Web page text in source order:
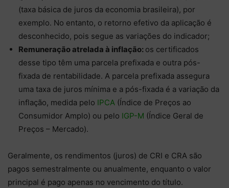
(taxa básica de juros da economia brasileira), por
exemplo. No entanto, o retorno efetivo da aplicação é
desconhecido, pois segue as variações do indicador;
Remuneração atrelada à inflação: os certificados
desse tipo têm uma parcela prefixada e outra pós-
fixada de rentabilidade. A parcela prefixada assegura
uma taxa de juros mínima e a pós-fixada é a variação da
inflação, medida pelo IPCA (Índice de Preços ao
Consumidor Amplo) ou pelo IGP-M (Índice Geral de
Preços – Mercado).
Geralmente, os rendimentos (juros) de CRI e CRA são
pagos semestralmente ou anualmente, enquanto o valor
principal é pago apenas no vencimento do título.